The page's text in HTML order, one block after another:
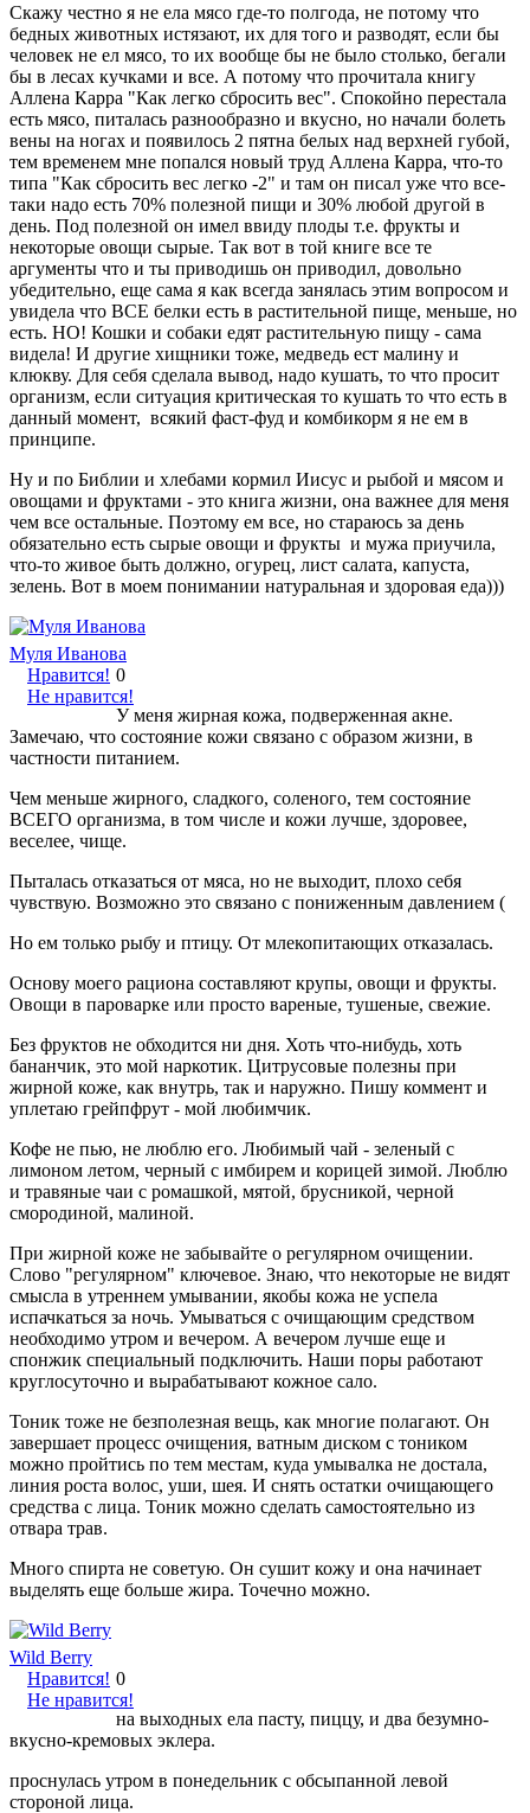
Скажу честно я не ела мясо где-то полгода, не потому что
бедных животных истязают, их для того и разводят, если бы
человек не ел мясо, то их вообще бы не было столько, бегали
бы в лесах кучками и все. А потому что прочитала книгу
Аллена Карра "Как легко сбросить вес". Спокойно перестала
есть мясо, питалась разнообразно и вкусно, но начали болеть
вены на ногах и появилось 2 пятна белых над верхней губой,
тем временем мне попался новый труд Аллена Карра, что-то
типа "Как сбросить вес легко -2" и там он писал уже что все-
таки надо есть 70% полезной пищи и 30% любой другой в
день. Под полезной он имел ввиду плоды т.е. фрукты и
некоторые овощи сырые. Так вот в той книге все те
аргументы что и ты приводишь он приводил, довольно
убедительно, еще сама я как всегда занялась этим вопросом и
увидела что ВСЕ белки есть в растительной пище, меньше, но
есть. НО! Кошки и собаки едят растительную пищу - сама
видела! И другие хищники тоже, медведь ест малину и
клюкву. Для себя сделала вывод, надо кушать, то что просит
организм, если ситуация критическая то кушать то что есть в
данный момент, всякий фаст-фуд и комбикорм я не ем в
принципе.
Ну и по Библии и хлебами кормил Иисус и рыбой и мясом и
овощами и фруктами - это книга жизни, она важнее для меня
чем все остальные. Поэтому ем все, но стараюсь за день
обязательно есть сырые овощи и фрукты и мужа приучила,
что-то живое быть должно, огурец, лист салата, капуста,
зелень. Вот в моем понимании натуральная и здоровая еда)))
Муля Иванова
Нравится!
Не нравится!
0
У меня жирная кожа, подверженная акне.
Замечаю, что состояние кожи связано с образом жизни, в
частности питанием.
Чем меньше жирного, сладкого, соленого, тем состояние
ВСЕГО организма, в том числе и кожи лучше, здоровее,
веселее, чище.
Пыталась отказаться от мяса, но не выходит, плохо себя
чувствую. Возможно это связано с пониженным давлением (
Но ем только рыбу и птицу. От млекопитающих отказалась.
Основу моего рациона составляют крупы, овощи и фрукты.
Овощи в пароварке или просто вареные, тушеные, свежие.
Без фруктов не обходится ни дня. Хоть что-нибудь, хоть
бананчик, это мой наркотик. Цитрусовые полезны при
жирной коже, как внутрь, так и наружно. Пишу коммент и
уплетаю грейпфрут - мой любимчик.
Кофе не пью, не люблю его. Любимый чай - зеленый с
лимоном летом, черный с имбирем и корицей зимой. Люблю
и травяные чаи с ромашкой, мятой, брусникой, черной
смородиной, малиной.
При жирной коже не забывайте о регулярном очищении.
Слово "регулярном" ключевое. Знаю, что некоторые не видят
смысла в утреннем умывании, якобы кожа не успела
испачкаться за ночь. Умываться с очищающим средством
необходимо утром и вечером. А вечером лучше еще и
спонжик специальный подключить. Наши поры работают
круглосуточно и вырабатывают кожное сало.
Тоник тоже не безполезная вещь, как многие полагают. Он
завершает процесс очищения, ватным диском с тоником
можно пройтись по тем местам, куда умывалка не достала,
линия роста волос, уши, шея. И снять остатки очищающего
средства с лица. Тоник можно сделать самостоятельно из
отвара трав.
Много спирта не советую. Он сушит кожу и она начинает
выделять еще больше жира. Точечно можно.
Wild Berry
Нравится!
Не нравится!
0
на выходных ела пасту, пиццу, и два безумно-
вкусно-кремовых эклера.
проснулась утром в понедельник с обсыпанной левой
стороной лица.